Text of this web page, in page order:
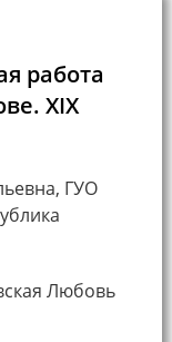
работа
ХІХ
ГУО
Любовь